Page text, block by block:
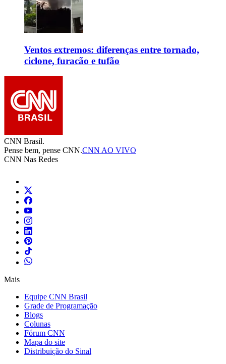
Ventos extremos: diferenças entre tornado,
ciclone, furacão e tufão
CNN Brasil.
Pense bem, pense CNN.CNN AO VIVO
CNN Nas Redes
Mais
Equipe CNN Brasil
Grade de Programação
Blogs
Colunas
Fórum CNN
Mapa do site
Distribuição do Sinal